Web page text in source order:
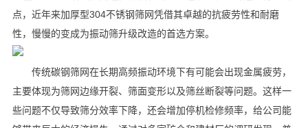
点，近年来加厚型304不锈钢筛网凭借其卓越的抗疲劳性和耐磨
性，慢慢的变成为振动筛升级改造的首选方案。
传统碳钢筛网在长期高频振动环境下有可能会出现金属疲劳，
主要体现为筛网边缘开裂、筛面变形以及筛丝断裂等问题。这样一
些问题不仅导致筛分效率下降，还会增加停机检修频率，给公司能